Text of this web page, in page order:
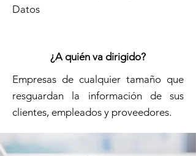
Datos
¿A quién va dirigido?
Empresas de cualquier tamaño que
resguardan la información de sus
clientes, empleados y proveedores.